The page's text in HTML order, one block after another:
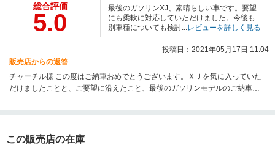
総合評価
5.0
最後のガソリンXJ、素晴らしい車です。要望
にも柔軟に対応していただけました。今後も
別車種についても検討... レビューを詳しく見る
投稿日：2021年05月17日 11:04
販売店からの返答
チャーチル様 この度はご納車おめでとうございます。ＸＪを気に入っていた
だけましたことと、ご要望に沿えたこと、最後のガソリンモデルのご納車に
したが、個人的にも大変勉強になりました。今後のアフターフォローもしっ
ともよろしくお願いいたします！
この販売店の在庫